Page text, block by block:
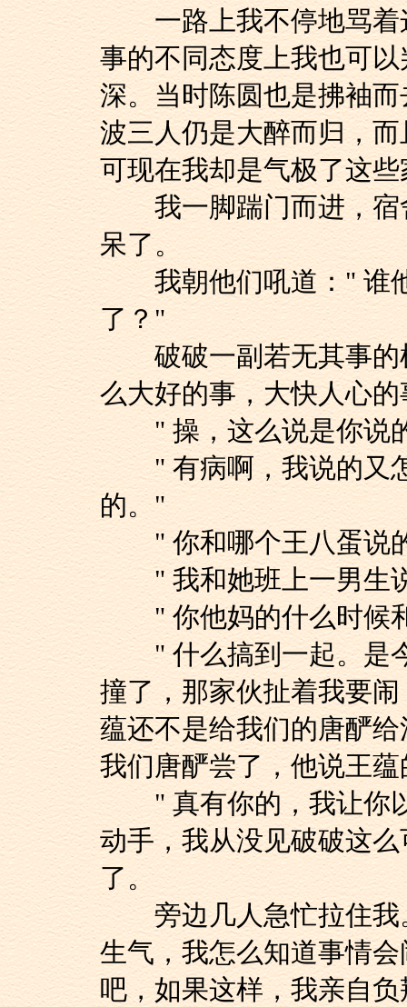
一路上我不停地骂着
事的不同态度上我也可
深。当时陈圆也是拂袖
波三人仍是大醉而归，
可现在我却是气极了这
我一脚踹门而进，宿
呆了。
我朝他们吼道：" 谁
了？"
破破一副若无其事的
么大好的事，大快人心
" 操，这么说是你说
" 有病啊，我说的又怎
的。"
" 你和哪个王八蛋说的
" 我和她班上一男生
" 你他妈的什么时候和
" 什么搞到一起。是今
撞了，那家伙扯着我要
蕴还不是给我们的唐酽
我们唐酽尝了，他说王
" 真有你的，我让你以
动手，我从没见破破这
了。
旁边几人急忙拉住我
生气，我怎么知道事情
吧，如果这样，我亲自